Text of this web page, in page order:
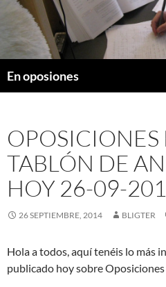
Saltar
contenido
En oposiones
OPOSICIONES
TABLÓN DE
HOY 26-09-
26 SEPTIEMBRE, 2014 BLIGTER
Hola a todos, aquí tenéis lo más
publicado hoy sobre